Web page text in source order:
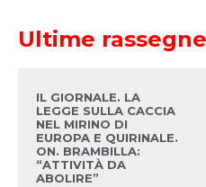
Ultime
IL GIORNALE. LA
LEGGE SULLA CACCIA
NEL MIRINO DI
EUROPA E QUIRINALE.
ON. BRAMBILLA:
“ATTIVITÀ DA
ABOLIRE”